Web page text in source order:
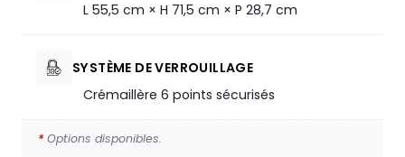
L 55,5 cm × H 71,5 cm × P 28,7 cm
SYSTÈME DE VERROUILLAGE
Crémaillère 6 points sécurisés
*Options disponibles.